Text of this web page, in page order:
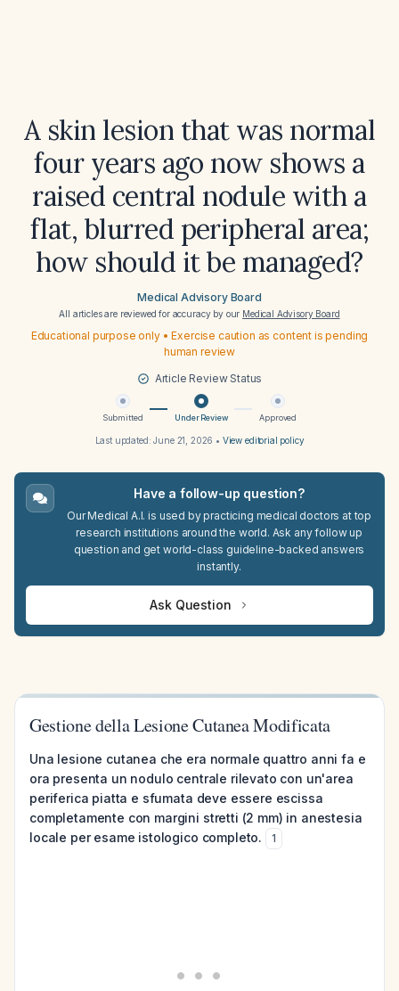
A skin lesion that was normal
four years ago now shows a
raised central nodule with a
flat, blurred peripheral area;
how should it be managed?
Medical Advisory Board
All articles are reviewed for accuracy by our Medical Advisory Board
Educational purpose only • Exercise caution as content is pending
human review
Article Review Status
Submitted Under Review Approved
Last updated:June 21, 2026 • View editorial policy
Have a follow-up question?
Our Medical A.I. is used by practicing medical doctors at top
research institutions around the world. Ask any follow up
question and get world-class guideline-backed answers
instantly.
Ask Question
Gestione della Lesione Cutanea Modificata
Una lesione cutanea che era normale quattro anni fa e
ora presenta un nodulo centrale rilevato con un'area
periferica piatta e sfumata deve essere escissa
completamente con margini stretti (2 mm) in anestesia
locale per esame istologico completo.
1